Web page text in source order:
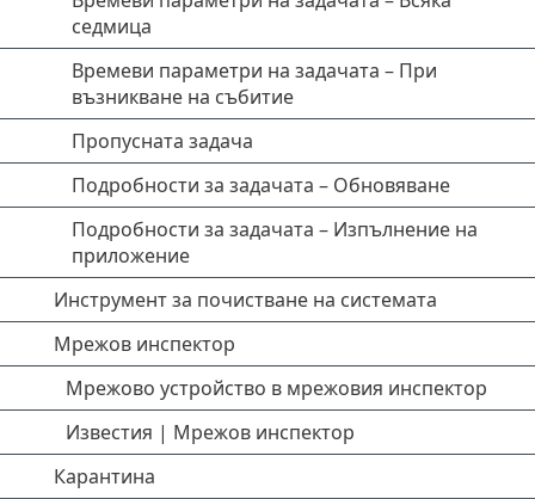
седмица
Времеви параметри на задачата – При
възникване на събитие
Пропусната задача
Подробности за задачата – Обновяване
Подробности за задачата – Изпълнение на
приложение
Инструмент за почистване на системата
Мрежов инспектор
Мрежово устройство в мрежовия инспектор
Известия | Мрежов инспектор
Карантина